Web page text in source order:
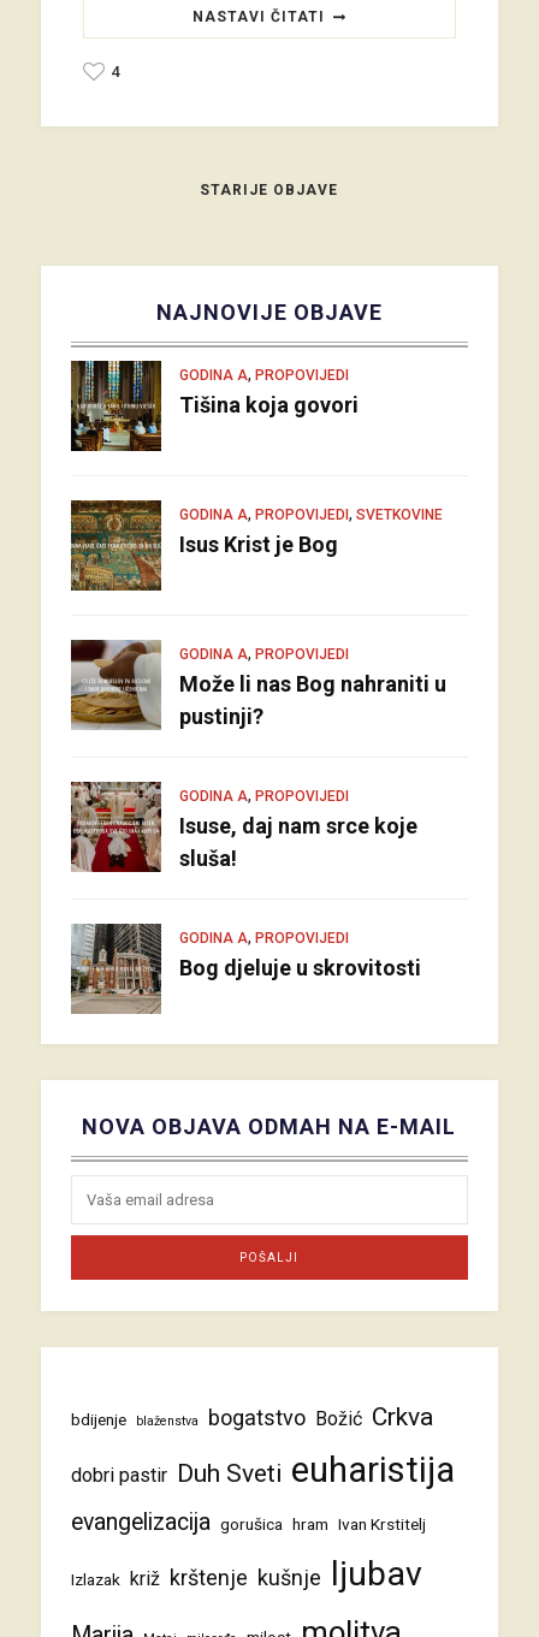
NASTAVI ČITATI
4
STARIJE OBJAVE
NAJNOVIJE OBJAVE
GODINA A, PROPOVIJEDI
Tišina koja govori
GODINA A, PROPOVIJEDI , SVETKOVINE
Isus Krist je Bog
GODINA A, PROPOVIJEDI
Može li nas Bog nahraniti u
pustinji?
GODINA A, PROPOVIJEDI
Isuse, daj nam srce koje
sluša!
GODINA A, PROPOVIJEDI
Bog djeluje u skrovitosti
NOVA OBJAVA ODMAH NA E-MAIL
bdijenje blaženstva bogatstvo Božić Crkva
dobri pastir Duh Sveti euharistija
evangelizacija gorušica hram Ivan Krstitelj
Izlazak križ krštenje kušnje ljubav